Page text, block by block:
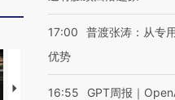
马航飞行员跨国走私7万
视线｜
17:00
普渡张涛：从专
优势
16:55
GPT周报｜